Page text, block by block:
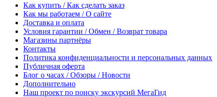
Как купить / Как сделать заказ
Как мы работаем / О сайте
Доставка и оплата
Условия гарантии / Обмен / Возврат товара
Магазины партнёры
Контакты
Политика конфиденциальности и персональных данных
Публичная оферта
Блог о часах / Обзоры / Новости
Дополнительно
Наш проект по поиску экскурсий МегаГид